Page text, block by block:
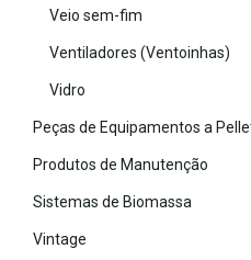
Veio sem-fim
Ventiladores (Ventoinhas)
Vidro
Peças de Equipamentos a
Produtos de Manutenção
Sistemas de Biomassa
Vintage